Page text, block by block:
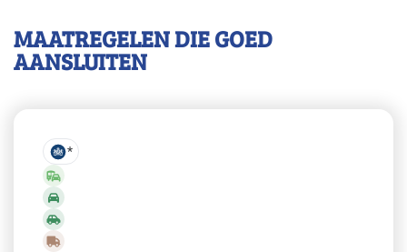
MAATREGELEN DIE GOED
AANSLUITEN
*